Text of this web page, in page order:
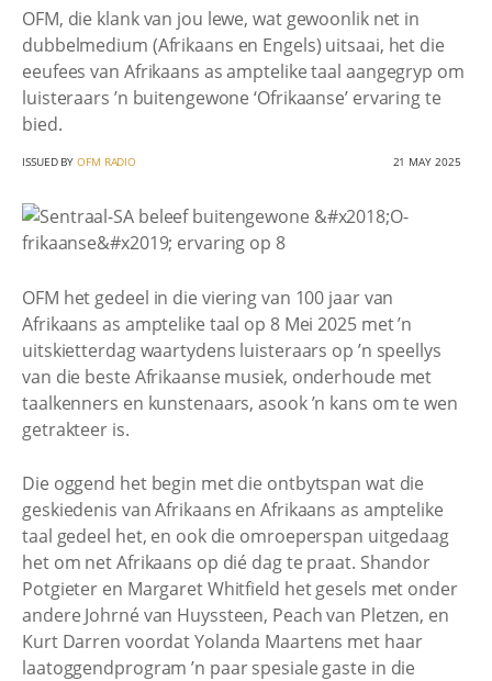
OFM, die klank van jou lewe, wat gewoonlik net in
dubbelmedium (Afrikaans en Engels) uitsaai, het die
eeufees van Afrikaans as amptelike taal aangegryp om
luisteraars ’n buitengewone ‘Ofrikaanse’ ervaring te
bied.
ISSUED BYOFM RADIO 21 MAY 2025
OFM het gedeel in die viering van 100 jaar van
Afrikaans as amptelike taal op 8 Mei 2025 met ’n
uitskietterdag waartydens luisteraars op ’n speellys
van die beste Afrikaanse musiek, onderhoude met
taalkenners en kunstenaars, asook ’n kans om te wen
getrakteer is.
Die oggend het begin met die ontbytspan wat die
geskiedenis van Afrikaans en Afrikaans as amptelike
taal gedeel het, en ook die omroeperspan uitgedaag
het om net Afrikaans op dié dag te praat. Shandor
Potgieter en Margaret Whitfield het gesels met onder
andere Johrné van Huyssteen, Peach van Pletzen, en
Kurt Darren voordat Yolanda Maartens met haar
laatoggendprogram ’n paar spesiale gaste in die